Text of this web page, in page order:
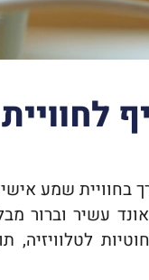
לחוויית
בחוויית שמע
עשיר וברור
לטלוויזיה,